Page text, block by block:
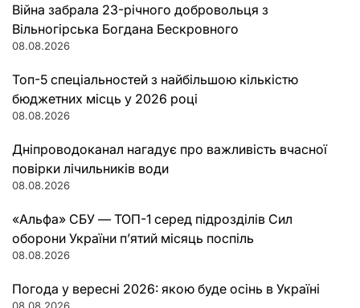
Війна забрала 23-річного добровольця з
Вільногірська Богдана Бескровного
08.08.2026
Топ-5 спеціальностей з найбільшою кількістю
бюджетних місць у 2026 році
08.08.2026
Дніпроводоканал нагадує про важливість вчасної
повірки лічильників води
08.08.2026
«Альфа» СБУ — ТОП-1 серед підрозділів Сил
оборони України п’ятий місяць поспіль
08.08.2026
Погода у вересні 2026: якою буде осінь в Україні
08.08.2026